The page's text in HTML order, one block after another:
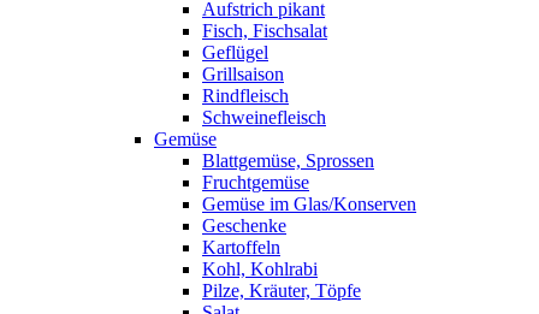
Aufstrich pikant
Fisch, Fischsalat
Geflügel
Grillsaison
Rindfleisch
Schweinefleisch
Gemüse
Blattgemüse, Sprossen
Fruchtgemüse
Gemüse im Glas/Konserven
Geschenke
Kartoffeln
Kohl, Kohlrabi
Pilze, Kräuter, Töpfe